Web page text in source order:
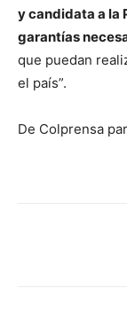
y candidata a la
garantías
que puedan
el país”.
De Colprensa